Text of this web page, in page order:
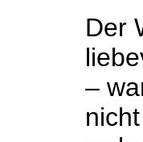
Der
–